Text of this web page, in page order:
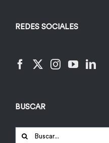
REDES SOCIALES
BUSCAR
Buscar: